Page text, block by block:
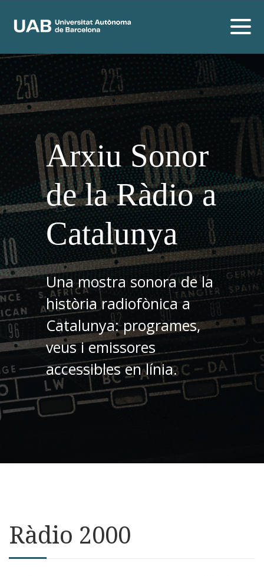
Arxiu Sonor
de la Ràdio a
Catalunya
Una mostra sonora de la
història radiofònica a
Catalunya: programes,
veus i emissores
accessibles en línia.
Ràdio 2000